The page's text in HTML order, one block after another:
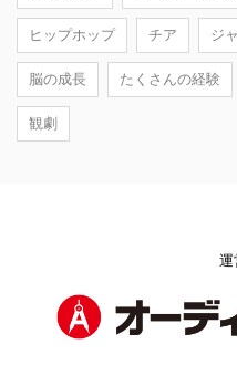
ヒップホップ チア ジ
脳の成長 たくさんの経験
観劇
運